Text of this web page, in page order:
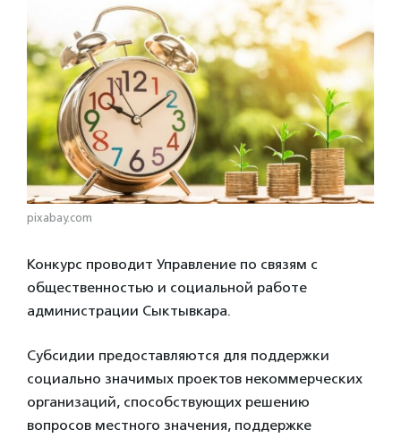
pixabay.com
Конкурс проводит Управление по связям с
общественностью и социальной работе
администрации Сыктывкара.
Субсидии предоставляются для поддержки
социально значимых проектов некоммерческих
организаций, способствующих решению
вопросов местного значения, поддержке